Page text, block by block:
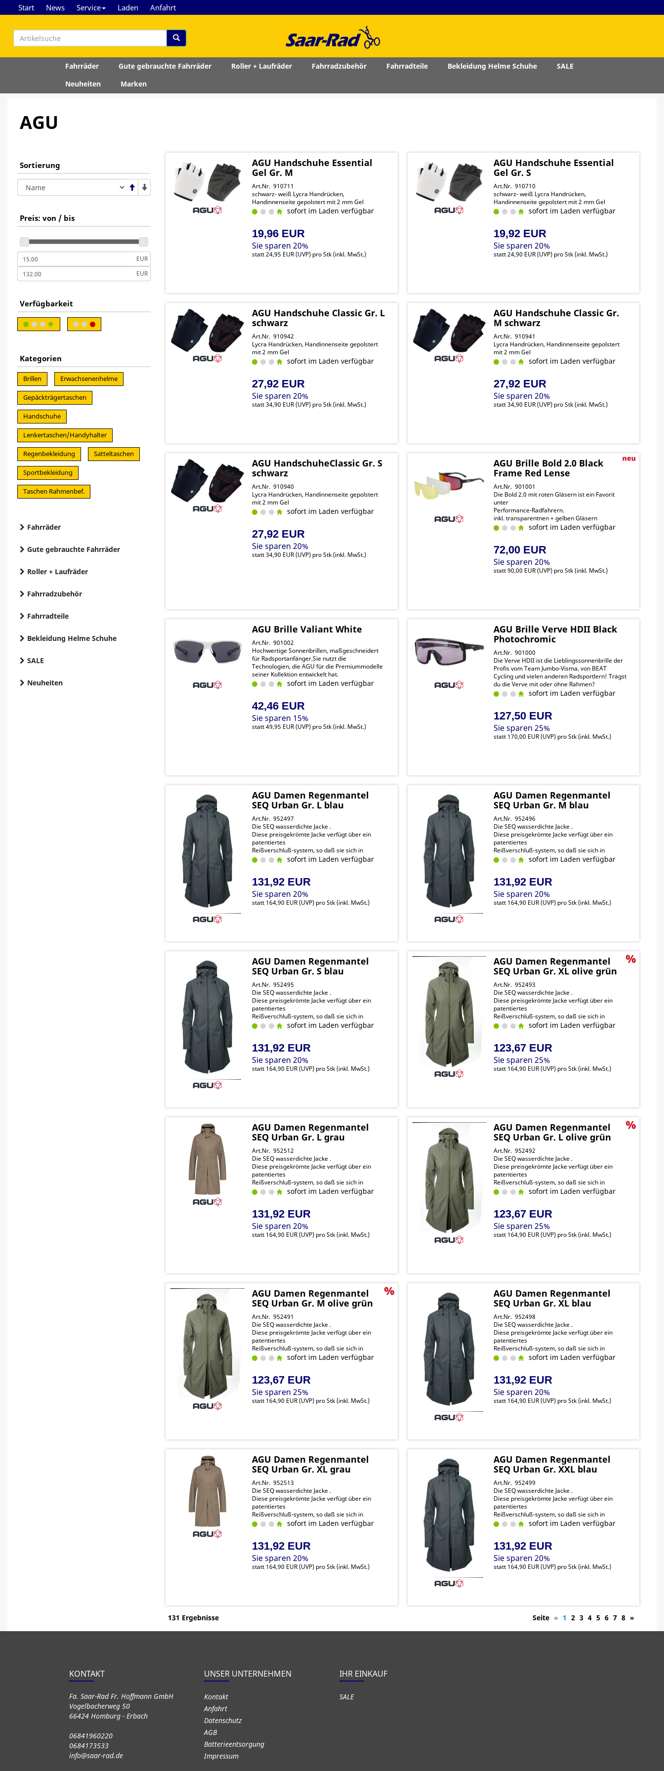
Start News Service Laden Anfahrt
Fahrräder Gute gebrauchte Fahrräder Roller + Laufräder Fahrradzubehör Fahrradteile Bekleidung Helme Schuhe
SALE
Neuheiten
Marken
AGU
Sortierung
Preis: von / bis
EUR
EUR
Verfügbarkeit
Kategorien
Brillen Erwachsenenhelme
Gepäckträgertaschen
Handschuhe
Lenkertaschen/Handyhalter
Regenbekleidung Satteltaschen
Sportbekleidung
Taschen Rahmenbef.
Fahrräder
Gute gebrauchte Fahrräder
Roller + Laufräder
Fahrradzubehör
Fahrradteile
Bekleidung Helme Schuhe
SALE
Neuheiten
AGU Handschuhe Essential
Gel Gr. M
Art.Nr. 910711
schwarz- weiß Lycra Handrücken,
Handinnenseite gepolstert mit 2 mm Gel
sofort im Laden verfügbar
19,96 EUR
Sie sparen 20%
statt24,95 EUR(UVP) pro Stk (inkl. MwSt.)
AGU Handschuhe Essential
Gel Gr. S
Art.Nr. 910710
schwarz- weiß Lycra Handrücken,
Handinnenseite gepolstert mit 2 mm Gel
sofort im Laden verfügbar
19,92 EUR
Sie sparen 20%
statt24,90 EUR(UVP) pro Stk (inkl. MwSt.)
AGU Handschuhe Classic Gr. L
schwarz
Art.Nr. 910942
Lycra Handrücken, Handinnenseite gepolstert
mit 2 mm Gel
sofort im Laden verfügbar
27,92 EUR
Sie sparen 20%
statt34,90 EUR(UVP) pro Stk (inkl. MwSt.)
AGU Handschuhe Classic Gr.
M schwarz
Art.Nr. 910941
Lycra Handrücken, Handinnenseite gepolstert
mit 2 mm Gel
sofort im Laden verfügbar
27,92 EUR
Sie sparen 20%
statt34,90 EUR(UVP) pro Stk (inkl. MwSt.)
AGU HandschuheClassic Gr. S
schwarz
Art.Nr. 910940
Lycra Handrücken, Handinnenseite gepolstert
mit 2 mm Gel
sofort im Laden verfügbar
27,92 EUR
Sie sparen 20%
statt34,90 EUR(UVP) pro Stk (inkl. MwSt.)
AGU Brille Bold 2.0 Black
Frame Red Lense
Art.Nr. 901001
Die Bold 2.0 mit roten Gläsern ist ein Favorit
unter
Performance-Radfahrern.
inkl. transparentnen + gelben Gläsern
sofort im Laden verfügbar
72,00 EUR
Sie sparen 20%
statt90,00 EUR(UVP) pro Stk (inkl. MwSt.)
AGU Brille Valiant White
Art.Nr. 901002
Hochwertige Sonnenbrillen, maßgeschneidert
für Radsportanfänger.Sie nutzt die
Technologien, die AGU für die Premiummodelle
seiner Kollektion entwickelt hat.
sofort im Laden verfügbar
42,46 EUR
Sie sparen 15%
statt49,95 EUR(UVP) pro Stk (inkl. MwSt.)
AGU Brille Verve HDII Black
Photochromic
Art.Nr. 901000
Die Verve HDII ist die Lieblingssonnenbrille der
Profis vom Team Jumbo-Visma, von BEAT
Cycling und vielen anderen Radsportlern! Trägst
du die Verve mit oder ohne Rahmen?
sofort im Laden verfügbar
127,50 EUR
Sie sparen 25%
statt 170,00 EUR(UVP) pro Stk (inkl. MwSt.)
AGU Damen Regenmantel
SEQ Urban Gr. L blau
Art.Nr. 952497
Die SEQ wasserdichte Jacke .
Diese preisgekrömte Jacke verfügt über ein
patentiertes
Reißverschluß-system, so daß sie sich in
Sekundenschnelle von
einer Jacke in einen Poncho verwandeln lässt.
sofort im Laden verfügbar
131,92 EUR
Sie sparen 20%
statt 164,90 EUR(UVP) pro Stk (inkl. MwSt.)
AGU Damen Regenmantel
SEQ Urban Gr. M blau
Art.Nr. 952496
Die SEQ wasserdichte Jacke .
Diese preisgekrömte Jacke verfügt über ein
patentiertes
Reißverschluß-system, so daß sie sich in
Sekundenschnelle von
einer Jacke in einen Poncho verwandeln lässt.
sofort im Laden verfügbar
131,92 EUR
Sie sparen 20%
statt 164,90 EUR(UVP) pro Stk (inkl. MwSt.)
AGU Damen Regenmantel
SEQ Urban Gr. S blau
Art.Nr. 952495
Die SEQ wasserdichte Jacke .
Diese preisgekrömte Jacke verfügt über ein
patentiertes
Reißverschluß-system, so daß sie sich in
Sekundenschnelle von
einer Jacke in einen Poncho verwandeln lässt.
sofort im Laden verfügbar
131,92 EUR
Sie sparen 20%
statt 164,90 EUR(UVP) pro Stk (inkl. MwSt.)
AGU Damen Regenmantel
SEQ Urban Gr. XL olive grün
Art.Nr. 952493
Die SEQ wasserdichte Jacke .
Diese preisgekrömte Jacke verfügt über ein
patentiertes
Reißverschluß-system, so daß sie sich in
Sekundenschnelle von
einer Jacke in einen Poncho verwandeln lässt.
sofort im Laden verfügbar
123,67 EUR
Sie sparen 25%
statt 164,90 EUR(UVP) pro Stk (inkl. MwSt.)
AGU Damen Regenmantel
SEQ Urban Gr. L grau
Art.Nr. 952512
Die SEQ wasserdichte Jacke .
Diese preisgekrömte Jacke verfügt über ein
patentiertes
Reißverschluß-system, so daß sie sich in
Sekundenschnelle von
einer Jacke in einen Poncho verwandeln lässt.
sofort im Laden verfügbar
131,92 EUR
Sie sparen 20%
statt 164,90 EUR(UVP) pro Stk (inkl. MwSt.)
AGU Damen Regenmantel
SEQ Urban Gr. L olive grün
Art.Nr. 952492
Die SEQ wasserdichte Jacke .
Diese preisgekrömte Jacke verfügt über ein
patentiertes
Reißverschluß-system, so daß sie sich in
Sekundenschnelle von
einer Jacke in einen Poncho verwandeln lässt.
sofort im Laden verfügbar
123,67 EUR
Sie sparen 25%
statt 164,90 EUR(UVP) pro Stk (inkl. MwSt.)
AGU Damen Regenmantel
SEQ Urban Gr. M olive grün
Art.Nr. 952491
Die SEQ wasserdichte Jacke .
Diese preisgekrömte Jacke verfügt über ein
patentiertes
Reißverschluß-system, so daß sie sich in
Sekundenschnelle von
einer Jacke in einen Poncho verwandeln lässt.
sofort im Laden verfügbar
123,67 EUR
Sie sparen 25%
statt 164,90 EUR(UVP) pro Stk (inkl. MwSt.)
AGU Damen Regenmantel
SEQ Urban Gr. XL blau
Art.Nr. 952498
Die SEQ wasserdichte Jacke .
Diese preisgekrömte Jacke verfügt über ein
patentiertes
Reißverschluß-system, so daß sie sich in
Sekundenschnelle von
einer Jacke in einen Poncho verwandeln lässt.
sofort im Laden verfügbar
131,92 EUR
Sie sparen 20%
statt 164,90 EUR(UVP) pro Stk (inkl. MwSt.)
AGU Damen Regenmantel
SEQ Urban Gr. XL grau
Art.Nr. 952513
Die SEQ wasserdichte Jacke .
Diese preisgekrömte Jacke verfügt über ein
patentiertes
Reißverschluß-system, so daß sie sich in
Sekundenschnelle von
einer Jacke in einen Poncho verwandeln lässt.
sofort im Laden verfügbar
131,92 EUR
Sie sparen 20%
statt 164,90 EUR(UVP) pro Stk (inkl. MwSt.)
AGU Damen Regenmantel
SEQ Urban Gr. XXL blau
Art.Nr. 952499
Die SEQ wasserdichte Jacke .
Diese preisgekrömte Jacke verfügt über ein
patentiertes
Reißverschluß-system, so daß sie sich in
Sekundenschnelle von
einer Jacke in einen Poncho verwandeln lässt.
sofort im Laden verfügbar
131,92 EUR
Sie sparen 20%
statt 164,90 EUR(UVP) pro Stk (inkl. MwSt.)
Seite « 1 2 3 4 5 6 7 8 »
131 Ergebnisse
KONTAKT
Fa. Saar-Rad Fr. Hoffmann GmbH
Vogelbacherweg 50
66424 Homburg - Erbach
06841960220
0684173533
info@saar-rad.de
UNSER UNTERNEHMEN
Kontakt
Anfahrt
Datenschutz
AGB
Batterieentsorgung
Impressum
IHR EINKAUF
SALE